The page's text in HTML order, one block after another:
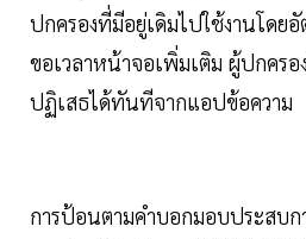
ปกครองที่มีอยู่เดิมไปใช้งานโดยอั
ขอเวลาหน้าจอเพิ่มเติม ผู้ปกคร
ปฏิเสธได้ทันทีจากแอปข้อความ
การป้อนตามคำบอกมอบประสบ